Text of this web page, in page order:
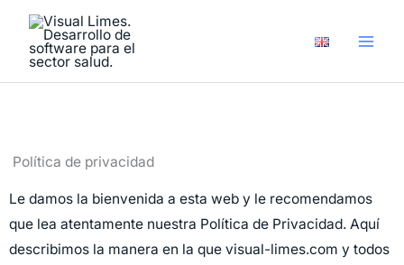
contenido
Política de privacidad
Le damos la bienvenida a esta web y le recomendamos
que lea atentamente nuestra Política de Privacidad. Aquí
describimos la manera en la que visual-limes.com y todos